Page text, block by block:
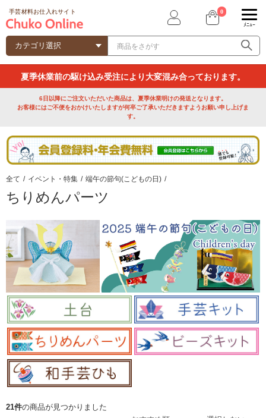
手芸材料お仕入れサイト 0
ﾒﾆｭｰ
夏季休業前の駆け込み受注により大変混み合っております。
6日以降にご注文いただいた商品は、夏季休業明けの発送となります。
お客様にはご不便をおかけいたしますが何卒ご了承いただきますようお願い申し上げま
す。
全て / イベント・特集 / 端午の節句(こどもの日) /
ちりめんパーツ
21件の商品が見つかりました